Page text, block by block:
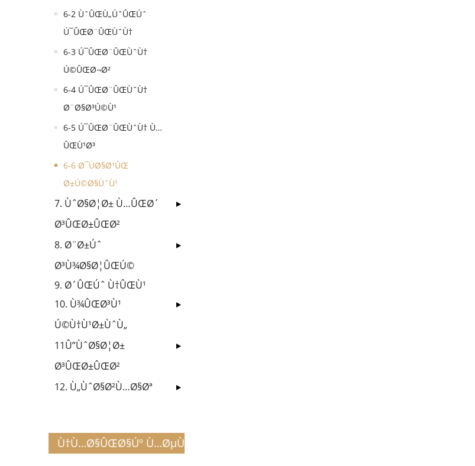
6-2 ÙˆÛŒÙ„ÚˆÛŒÚˆ
Ú¯ÛŒØ¨ÛŒÙˆÙ†
6-3 Ú¯ÛŒØ¨ÛŒÙˆÙ†
Ú©ÛŒØ¬Ø²
6-4 Ú¯ÛŒØ¨ÛŒÙˆÙ†
Ø¨Ø§Ø³Ú©Ù¹
6-5 Ú¯ÛŒØ¨ÛŒÙˆÙ† Ù…
ÛŒÙ¹Ø³
6-6 Ø¯ÙØ§Ø¹ÛŒ
Ø±Ú©Ø§ÙˆÙ¹
7. ÙˆØ§Ø¦Ø± Ù…ÛŒØ´
Ø³ÛŒØ±ÛŒØ²
8. Ø¨Ø±Úˆ
Ø³Ù¾Ø§Ø¦ÛŒÚ©
9. Ø´ÛŒÚˆ Ù†ÛŒÙ¹
10. Ù¾ÛŒØ³Ù¹
Ú©Ù†Ù¹Ø±ÙˆÙ„
11Û”ÙˆØ§Ø¦Ø±
Ø³ÛŒØ±ÛŒØ²
12. Ù„ÙˆØ§Ø²Ù…Ø§Øª
Ù†Ù…Ø§ÛŒØ§Úº Ù…ØµÙ†ÙˆØ¹Ø§Øª